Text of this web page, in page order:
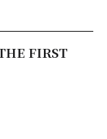
FIRST